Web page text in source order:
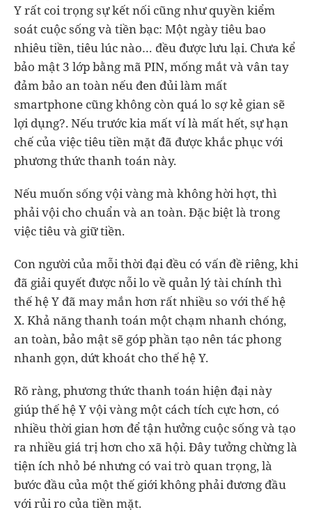
Y rất coi trọng sự kết nối cũng như quyền kiểm
soát cuộc sống và tiền bạc: Một ngày tiêu bao
nhiêu tiền, tiêu lúc nào… đều được lưu lại. Chưa kể
bảo mật 3 lớp bằng mã PIN, mống mắt và vân tay
đảm bảo an toàn nếu đen đủi làm mất
smartphone cũng không còn quá lo sợ kẻ gian sẽ
lợi dụng?. Nếu trước kia mất ví là mất hết, sự hạn
chế của việc tiêu tiền mặt đã được khắc phục với
phương thức thanh toán này.
Nếu muốn sống vội vàng mà không hời hợt, thì
phải vội cho chuẩn và an toàn. Đặc biệt là trong
việc tiêu và giữ tiền.
Con người của mỗi thời đại đều có vấn đề riêng, khi
đã giải quyết được nỗi lo về quản lý tài chính thì
thế hệ Y đã may mắn hơn rất nhiều so với thế hệ
X. Khả năng thanh toán một chạm nhanh chóng,
an toàn, bảo mật sẽ góp phần tạo nên tác phong
nhanh gọn, dứt khoát cho thế hệ Y.
Rõ ràng, phương thức thanh toán hiện đại này
giúp thế hệ Y vội vàng một cách tích cực hơn, có
nhiều thời gian hơn để tận hưởng cuộc sống và tạo
ra nhiều giá trị hơn cho xã hội. Đây tưởng chừng là
tiện ích nhỏ bé nhưng có vai trò quan trọng, là
bước đầu của một thế giới không phải đương đầu
với rủi ro của tiền mặt.